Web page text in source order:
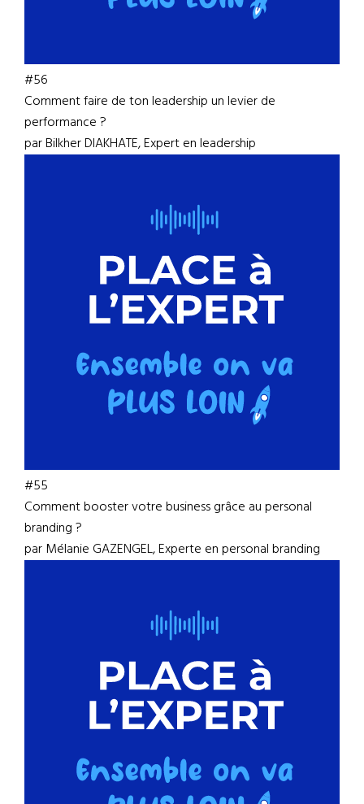
#56
Comment faire de ton leadership un levier de
performance ?
par Bilkher DIAKHATE, Expert en leadership
#55
Comment booster votre business grâce au personal
branding ?
par Mélanie GAZENGEL, Experte en personal branding